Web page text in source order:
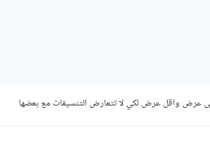
عرض واقل عرض لكي لا تتعارض التنسيقات مع بعضها